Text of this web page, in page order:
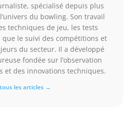
spécialisé depuis plus
du bowling. Son travail
techniques de jeu, les tests
que le suivi des compétitions et
du secteur. Il a développé
fondée sur l’observation
et des innovations techniques.
les articles →